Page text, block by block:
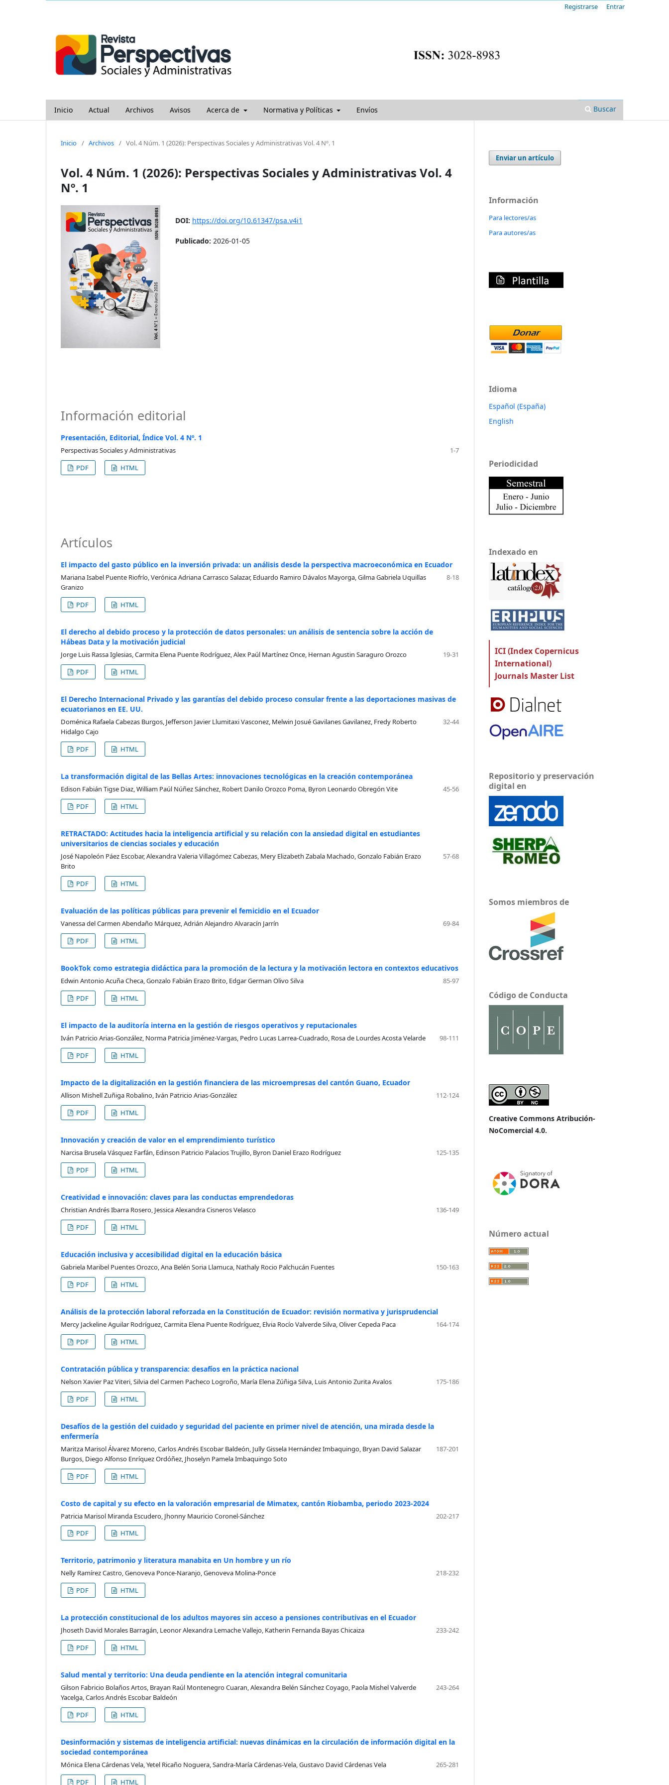
Inicio Actual Archivos Avisos Acerca de Normativa y Políticas Envíos Buscar
Registrarse Entrar
Inicio / Archivos / Vol. 4 Núm. 1 (2026): Perspectivas Sociales y Administrativas Vol. 4 Nº. 1
Vol. 4 Núm. 1 (2026): Perspectivas Sociales y Administrativas Vol. 4
Nº. 1
DOI: https://doi.org/10.61347/psa.v4i1
Publicado: 2026-01-05
Información editorial
Presentación, Editorial, Índice Vol. 4 Nº. 1
Perspectivas Sociales y Administrativas
1-7
PDF
HTML
Artículos
El impacto del gasto público en la inversión privada: un análisis desde la perspectiva macroeconómica en Ecuador
Mariana Isabel Puente Riofrío, Verónica Adriana Carrasco Salazar, Eduardo Ramiro Dávalos Mayorga, Gilma Gabriela Uquillas
Granizo
8-18
PDF HTML
El derecho al debido proceso y la protección de datos personales: un análisis de sentencia sobre la acción de
Hábeas Data y la motivación judicial
Jorge Luis Rassa Iglesias, Carmita Elena Puente Rodríguez, Alex Paúl Martínez Once, Hernan Agustin Saraguro Orozco
19-31
PDF
HTML
El Derecho Internacional Privado y las garantías del debido proceso consular frente a las deportaciones masivas de
ecuatorianos en EE. UU.
Doménica Rafaela Cabezas Burgos, Jefferson Javier Llumitaxi Vasconez, Melwin Josué Gavilanes Gavilanez, Fredy Roberto
Hidalgo Cajo
32-44
PDF HTML
La transformación digital de las Bellas Artes: innovaciones tecnológicas en la creación contemporánea
Edison Fabián Tigse Diaz, William Paúl Núñez Sánchez, Robert Danilo Orozco Poma, Byron Leonardo Obregón Vite
45-56
PDF
HTML
RETRACTADO: Actitudes hacia la inteligencia artificial y su relación con la ansiedad digital en estudiantes
universitarios de ciencias sociales y educación
José Napoleón Páez Escobar, Alexandra Valeria Villagómez Cabezas, Mery Elizabeth Zabala Machado, Gonzalo Fabián Erazo
Brito
57-68
PDF HTML
Evaluación de las políticas públicas para prevenir el femicidio en el Ecuador
Vanessa del Carmen Abendaño Márquez, Adrián Alejandro Alvaracín Jarrín
69-84
PDF
HTML
BookTok como estrategia didáctica para la promoción de la lectura y la motivación lectora en contextos educativos
Edwin Antonio Acuña Checa, Gonzalo Fabián Erazo Brito, Edgar German Olivo Silva
85-97
PDF
HTML
El impacto de la auditoría interna en la gestión de riesgos operativos y reputacionales
Iván Patricio Arias-González, Norma Patricia Jiménez-Vargas, Pedro Lucas Larrea-Cuadrado, Rosa de Lourdes Acosta Velarde
98-111
PDF
HTML
Impacto de la digitalización en la gestión financiera de las microempresas del cantón Guano, Ecuador
Allison Mishell Zuñiga Robalino, Iván Patricio Arias-González
112-124
PDF
HTML
Innovación y creación de valor en el emprendimiento turístico
Narcisa Brusela Vásquez Farfán, Edinson Patricio Palacios Trujillo, Byron Daniel Erazo Rodríguez
125-135
PDF
HTML
Creatividad e innovación: claves para las conductas emprendedoras
Christian Andrés Ibarra Rosero, Jessica Alexandra Cisneros Velasco
136-149
PDF
HTML
Educación inclusiva y accesibilidad digital en la educación básica
Gabriela Maribel Puentes Orozco, Ana Belén Soria Llamuca, Nathaly Rocio Palchucán Fuentes
150-163
PDF
HTML
Análisis de la protección laboral reforzada en la Constitución de Ecuador: revisión normativa y jurisprudencial
Mercy Jackeline Aguilar Rodríguez, Carmita Elena Puente Rodríguez, Elvia Rocío Valverde Silva, Oliver Cepeda Paca
164-174
PDF
HTML
Contratación pública y transparencia: desafíos en la práctica nacional
Nelson Xavier Paz Viteri, Silvia del Carmen Pacheco Logroño, María Elena Zúñiga Silva, Luis Antonio Zurita Avalos
175-186
PDF
HTML
Desafíos de la gestión del cuidado y seguridad del paciente en primer nivel de atención, una mirada desde la
enfermería
Maritza Marisol Álvarez Moreno, Carlos Andrés Escobar Baldeón, Jully Gissela Hernández Imbaquingo, Bryan David Salazar
Burgos, Diego Alfonso Enríquez Ordóñez, Jhoselyn Pamela Imbaquingo Soto
187-201
PDF HTML
Costo de capital y su efecto en la valoración empresarial de Mimatex, cantón Riobamba, periodo 2023-2024
Patricia Marisol Miranda Escudero, Jhonny Mauricio Coronel-Sánchez
202-217
PDF
HTML
Territorio, patrimonio y literatura manabita en Un hombre y un río
Nelly Ramírez Castro, Genoveva Ponce-Naranjo, Genoveva Molina-Ponce
218-232
PDF
HTML
La protección constitucional de los adultos mayores sin acceso a pensiones contributivas en el Ecuador
Jhoseth David Morales Barragán, Leonor Alexandra Lemache Vallejo, Katherin Fernanda Bayas Chicaiza
233-242
PDF
HTML
Salud mental y territorio: Una deuda pendiente en la atención integral comunitaria
Gilson Fabricio Bolaños Artos, Brayan Raúl Montenegro Cuaran, Alexandra Belén Sánchez Coyago, Paola Mishel Valverde
Yacelga, Carlos Andrés Escobar Baldeón
243-264
PDF HTML
Desinformación y sistemas de inteligencia artificial: nuevas dinámicas en la circulación de información digital en la
sociedad contemporánea
Mónica Elena Cárdenas Vela, Yetel Ricaño Noguera, Sandra-María Cárdenas-Vela, Gustavo David Cárdenas Vela
265-281
PDF
HTML
Enviar un artículo
Información
Para lectores/as
Para autores/as
Idioma
Español (España)
English
Periodicidad
Indexado en
ICI (Index Copernicus
International)
Journals Master List
Repositorio y preservación
digital en
Somos miembros de
Código de Conducta
Creative Commons Atribución-
NoComercial 4.0.
Número actual